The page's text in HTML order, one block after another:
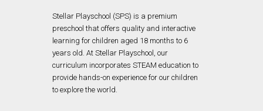
Stellar Playschool (SPS) is a premium
preschool that offers quality and interactive
learning for children aged 18 months to 6
years old. At Stellar Playschool, our
curriculum incorporates STEAM education to
provide hands-on experience for our children
to explore the world.